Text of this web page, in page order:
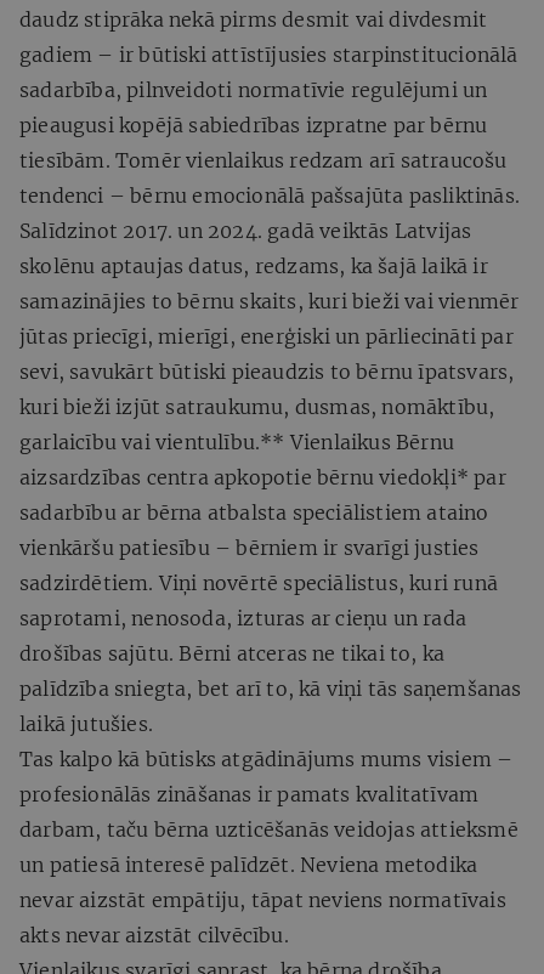
daudz stiprāka nekā pirms desmit vai divdesmit
gadiem – ir būtiski attīstījusies starpinstitucionālā
sadarbība, pilnveidoti normatīvie regulējumi un
pieaugusi kopējā sabiedrības izpratne par bērnu
tiesībām. Tomēr vienlaikus redzam arī satraucošu
tendenci – bērnu emocionālā pašsajūta pasliktinās.
Salīdzinot 2017. un 2024. gadā veiktās Latvijas
skolēnu aptaujas datus, redzams, ka šajā laikā ir
samazinājies to bērnu skaits, kuri bieži vai vienmēr
jūtas priecīgi, mierīgi, enerģiski un pārliecināti par
sevi, savukārt būtiski pieaudzis to bērnu īpatsvars,
kuri bieži izjūt satraukumu, dusmas, nomāktību,
garlaicību vai vientulību.** Vienlaikus Bērnu
aizsardzības centra apkopotie bērnu viedokļi* par
sadarbību ar bērna atbalsta speciālistiem ataino
vienkāršu patiesību – bērniem ir svarīgi justies
sadzirdētiem. Viņi novērtē speciālistus, kuri runā
saprotami, nenosoda, izturas ar cieņu un rada
drošības sajūtu. Bērni atceras ne tikai to, ka
palīdzība sniegta, bet arī to, kā viņi tās saņemšanas
laikā jutušies.
Tas kalpo kā būtisks atgādinājums mums visiem –
profesionālās zināšanas ir pamats kvalitatīvam
darbam, taču bērna uzticēšanās veidojas attieksmē
un patiesā interesē palīdzēt. Neviena metodika
nevar aizstāt empātiju, tāpat neviens normatīvais
akts nevar aizstāt cilvēcību.